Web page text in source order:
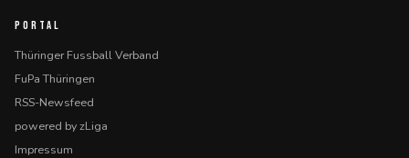
PORTAL
Thüringer Fussball Verband
FuPa Thüringen
RSS-Newsfeed
powered by zLiga
Impressum